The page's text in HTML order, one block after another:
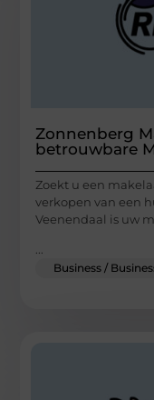
Zonnenberg
betrouwbare
Zoekt u een
verkopen van een
Veenendaal is uw
...
Business /